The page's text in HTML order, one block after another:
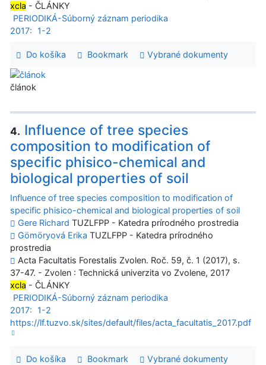
xcla - ČLÁNKY
PERIODIKÁ-Súborný záznam periodika
2017:
1-2
Do košíka Bookmark Vybrané dokumenty
článok
4. Influence of tree species
composition to modification of
specific phisico-chemical and
biological properties of soil
Influence of tree species composition to modification of
specific phisico-chemical and biological properties of soil
Gere Richard TUZLFPP - Katedra prírodného prostredia
Gömöryová Erika TUZLFPP - Katedra prírodného
prostredia
Acta Facultatis Forestalis Zvolen. Roč. 59, č. 1 (2017), s.
37-47. - Zvolen : Technická univerzita vo Zvolene, 2017
xcla - ČLÁNKY
PERIODIKÁ-Súborný záznam periodika
2017:
1-2
https://lf.tuzvo.sk/sites/default/files/acta_facultatis_2017.pdf
Do košíka Bookmark Vybrané dokumenty